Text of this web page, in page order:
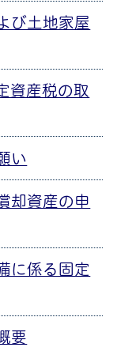
び土地家屋
資産税の取
い
却資産の申
に係る固定
要